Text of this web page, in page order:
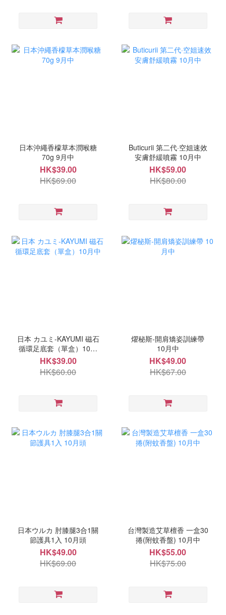
日本沖繩香檬草本潤喉糖
70g 9月中
HK$39.00
HK$69.00
Buticurii 第二代·空姐速效
安膚舒緩噴霧 10月中
HK$59.00
HK$80.00
日本 カユミ-KAYUMI 磁石
循環足底套（單盒）10月
中
HK$39.00
HK$60.00
燿秘斯-開肩矯姿訓練帶
10月中
HK$49.00
HK$67.00
日本ウルカ 肘膝腿3合1關
節護具1入 10月頭
HK$49.00
HK$69.00
台灣製造艾草檀香 一盒30
捲(附蚊香盤) 10月中
HK$55.00
HK$75.00